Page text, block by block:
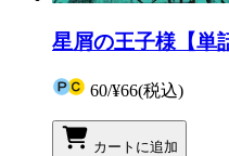
星屑の王子様【単
60/¥66(税込)
カートに追加